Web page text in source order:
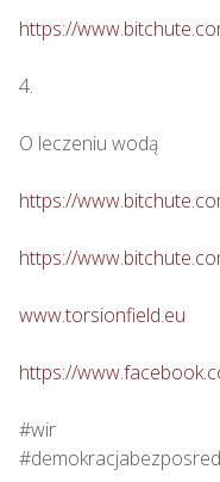
https://
4.
O leczeniu wodą
https://
https://
www.torsionfield.eu
https://
#wir